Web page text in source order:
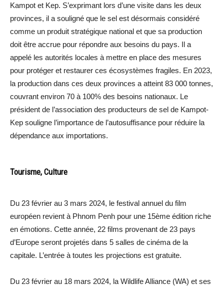
Kampot et Kep. S’exprimant lors d’une visite dans les deux
provinces, il a souligné que le sel est désormais considéré
comme un produit stratégique national et que sa production
doit être accrue pour répondre aux besoins du pays. Il a
appelé les autorités locales à mettre en place des mesures
pour protéger et restaurer ces écosystèmes fragiles. En 2023,
la production dans ces deux provinces a atteint 83 000 tonnes,
couvrant environ 70 à 100% des besoins nationaux. Le
président de l’association des producteurs de sel de Kampot-
Kep souligne l’importance de l’autosuffisance pour réduire la
dépendance aux importations.
Tourisme, Culture
Du 23 février au 3 mars 2024, le festival annuel du film
européen revient à Phnom Penh pour une 15ème édition riche
en émotions. Cette année, 22 films provenant de 23 pays
d’Europe seront projetés dans 5 salles de cinéma de la
capitale. L’entrée à toutes les projections est gratuite.
Du 23 février au 18 mars 2024, la Wildlife Alliance (WA) et ses